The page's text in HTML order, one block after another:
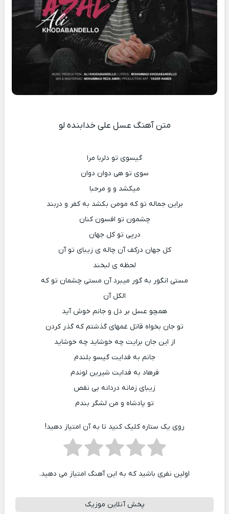
متن آهنگ عسل علی خدابنده لو
گیسوی تو دلربا مرا
سوی تو هی دوان دوان
میکشد و و مرحبا
براین جماله تو که مومن بکشد به کفر و دربند
چشمون تو افسون کنان
درپی تو کل جهان
کل جهان درکف آن چاله ی زیبای تو آن
لحظه ی لبخند
مستی انگور به گور میبرد آن مستی چشمان تو که
الکل آن
همچو عسل بر دل و جانم خوش آید
تو جان بخواه قاتل غمهای گذشتم که گذر کردن
از این جان برایت چه خوشاید چه خوشاید
جانم به فدایت گیسو بلندم
فرهاد به فدایت شیرین لوندم
زیبای زمانه دردانه بی نقص
تو پادشاه و من لشگر بندم
روی یک ستاره کلیک کنید تا به آن امتیاز دهید!
اولین نفری باشید که به این آهنگ امتیاز می دهید.
پخش آنلاین موزیک